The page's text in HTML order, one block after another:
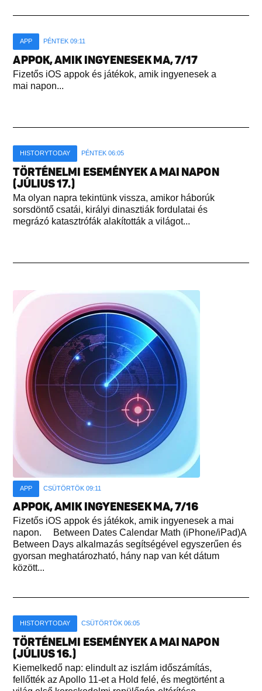
APP PÉNTEK 09:11
APPOK, AMIK INGYENESEK MA, 7/17
Fizetős iOS appok és játékok, amik ingyenesek a
mai napon...
HISTORYTODAY PÉNTEK 06:05
TÖRTÉNELMI ESEMÉNYEK A MAI NAPON
(JÚLIUS 17.)
Ma olyan napra tekintünk vissza, amikor háborúk
sorsdöntő csatái, királyi dinasztiák fordulatai és
megrázó katasztrófák alakították a világot...
APP CSÜTÖRTÖK 09:11
APPOK, AMIK INGYENESEK MA, 7/16
Fizetős iOS appok és játékok, amik ingyenesek a mai
napon. Between Dates Calendar Math (iPhone/iPad)A
Between Days alkalmazás segítségével egyszerűen és
gyorsan meghatározható, hány nap van két dátum
között...
HISTORYTODAY CSÜTÖRTÖK 06:05
TÖRTÉNELMI ESEMÉNYEK A MAI NAPON
(JÚLIUS 16.)
Kiemelkedő nap: elindult az iszlám időszámítás,
fellőtték az Apollo 11-et a Hold felé, és megtörtént a